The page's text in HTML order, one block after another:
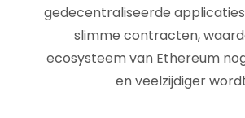
gedecentraliseerde
slimme contracten,
ecosysteem van Ethereum
en veelzijdiger